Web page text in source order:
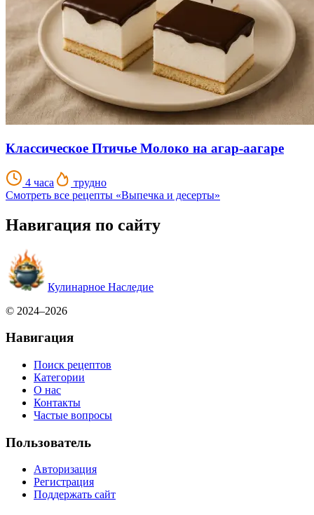
Классическое Птичье Молоко на агар-аагаре
4 часа
трудно
Смотреть все рецепты «Выпечка и десерты»
Навигация по сайту
Кулинарное Наследие
© 2024–2026
Навигация
Поиск рецептов
Категории
О нас
Контакты
Частые вопросы
Пользователь
Авторизация
Регистрация
Поддержать сайт